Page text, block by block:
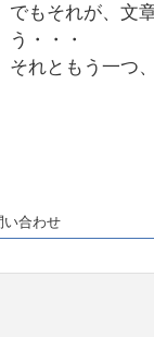
でもそれが、文
う・・・
それともう一つ
い合わせ